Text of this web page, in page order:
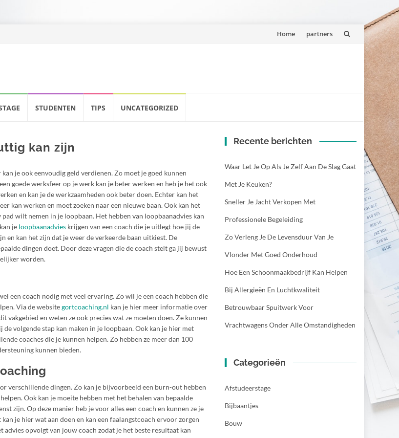
Spring
Home partners
STUDENTEN TIPS UNCATEGORIZED
kan zijn
je ook eenvoudig geld verdienen. Zo moet je goed kunnen
goede werksfeer op je werk kan je beter werken en heb je het ook
en kan je de werkzaamheden ook beter doen. Echter kan het
kan werken en moet zoeken naar een nieuwe baan. Ook kan het
wilt nemen in je loopbaan. Het hebben van loopbaanadvies kan
je loopbaanadvies krijgen van een coach die je uitlegt hoe jij de
en kan het zijn dat je weer de verkeerde baan uitkiest. De
dingen doet. Door deze vragen die de coach stelt ga jij bewust
worden.
een coach nodig met veel ervaring. Zo wil je een coach hebben die
Via de websitegortcoaching.nl kan je hier meer informatie over
vakgebied en weten ze ook precies wat ze moeten doen. Ze kunnen
volgende stap kan maken in je loopbaan. Ook kan je hier met
coaches die je kunnen helpen. Zo hebben ze meer dan 100
kunnen bieden.
verschillende dingen. Zo kan je bijvoorbeeld een burn-out hebben
Ook kan je moeite hebben met het behalen van bepaalde
zijn. Op deze manier heb je voor alles een coach en kunnen ze je
je hier wat aan doen en kan een faalangstcoach ervoor zorgen
opvolgt van jouw coach zodat je het beste resultaat kan
Recente berichten
Waar Let Je Op Als Je Zelf Aan De Slag Gaat
Met Je Keuken?
Sneller Je Jacht Verkopen Met
Professionele Begeleiding
Zo Verleng Je De Levensduur Van Je
Vlonder Met Goed Onderhoud
Hoe Een Schoonmaakbedrijf Kan Helpen
Bij Allergieën En Luchtkwaliteit
Betrouwbaar Spuitwerk Voor
Vrachtwagens Onder Alle Omstandigheden
Categorieën
Afstudeerstage
Bijbaantjes
Bouw